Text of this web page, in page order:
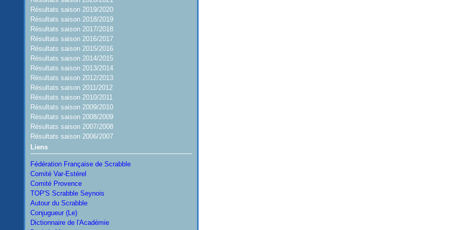
Résultats saison 2019/2020
Résultats saison 2018/2019
Résultats saison 2017/2018
Résultats saison 2016/2017
Résultats saison 2015/2016
Résultats saison 2014/2015
Résultats saison 2013/2014
Résultats saison 2012/2013
Résultats saison 2011/2012
Résultats saison 2010/2011
Résultats saison 2009/2010
Résultats saison 2008/2009
Résultats saison 2007/2008
Résultats saison 2006/2007
Liens
Fédération Française de Scrabble
Comité Var-Estérel
Comité Provence
TOP'S Scrabble Seynois
Autour du Scrabble
Conjugueur (Le)
Dictionnaire de l'Académie